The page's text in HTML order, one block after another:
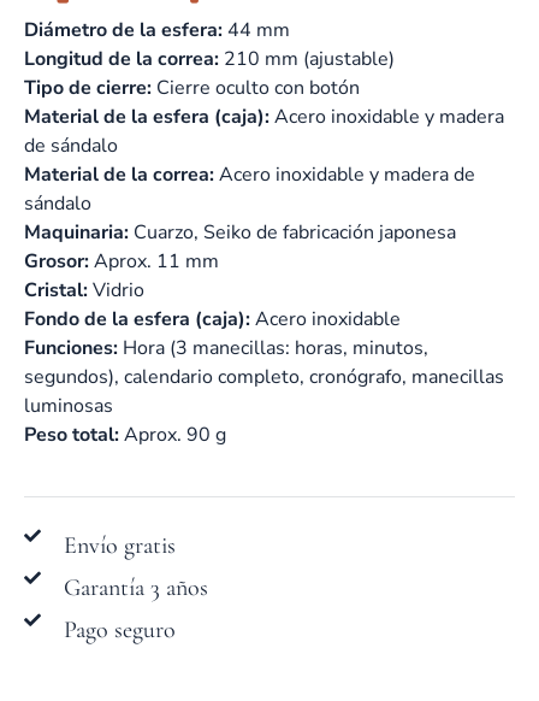
Diámetro de la esfera: 44 mm
Longitud de la correa: 210 mm (ajustable)
Tipo de cierre: Cierre oculto con botón
Material de la esfera (caja):Acero inoxidable y madera
de sándalo
Material de la correa:Acero inoxidable y madera de
sándalo
Maquinaria: Cuarzo, Seiko de fabricación japonesa
Grosor:Aprox. 11 mm
Cristal:Vidrio
Fondo de la esfera (caja):Acero inoxidable
Funciones: Hora (3 manecillas: horas, minutos,
segundos), calendario completo, cronógrafo, manecillas
luminosas
Peso total:Aprox. 90 g
Envío gratis
Garantía 3 años
Pago seguro